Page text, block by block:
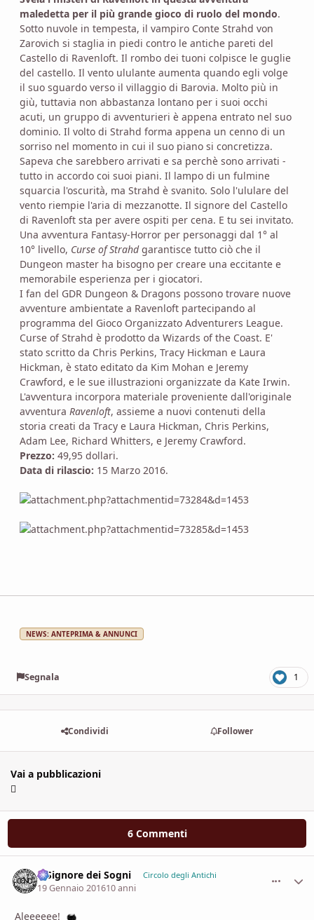
maledetta per il più grande gioco di ruolo del mondo.
Sotto nuvole in tempesta, il vampiro Conte Strahd von
Zarovich si staglia in piedi contro le antiche pareti del
Castello di Ravenloft. Il rombo dei tuoni colpisce le guglie
del castello. Il vento ululante aumenta quando egli volge
il suo sguardo verso il villaggio di Barovia. Molto più in
giù, tuttavia non abbastanza lontano per i suoi occhi
acuti, un gruppo di avventurieri è appena entrato nel suo
dominio. Il volto di Strahd forma appena un cenno di un
sorriso nel momento in cui il suo piano si concretizza.
Sapeva che sarebbero arrivati e sa perchè sono arrivati -
tutto in accordo coi suoi piani. Il lampo di un fulmine
squarcia l'oscurità, ma Strahd è svanito. Solo l'ululare del
vento riempie l'aria di mezzanotte. Il signore del Castello
di Ravenloft sta per avere ospiti per cena. E tu sei invitato.
Una avventura Fantasy-Horror per personaggi dal 1° al
10° livello, Curse of Strahdgarantisce tutto ciò che il
Dungeon master ha bisogno per creare una eccitante e
memorabile esperienza per i giocatori.
I fan del GDR Dungeon & Dragons possono trovare nuove
avventure ambientate a Ravenloft partecipando al
programma del Gioco Organizzato Adventurers League.
Curse of Strahd è prodotto da Wizards of the Coast. E'
stato scritto da Chris Perkins, Tracy Hickman e Laura
Hickman, è stato editato da Kim Mohan e Jeremy
Crawford, e le sue illustrazioni organizzate da Kate Irwin.
L'avventura incorpora materiale proveniente dall'originale
avventura Ravenloft, assieme a nuovi contenuti della
storia creati da Tracy e Laura Hickman, Chris Perkins,
Adam Lee, Richard Whitters, e Jeremy Crawford.
Prezzo: 49,95 dollari.
Data di rilascio: 15 Marzo 2016.
NEWS: ANTEPRIMA & ANNUNCI
Segnala 1
Condividi Follower
Vai a pubblicazioni
6 Commenti
Il Signore dei Sogni Circolo degli Antichi
19 Gennaio 201610 anni
Aleeeeee!